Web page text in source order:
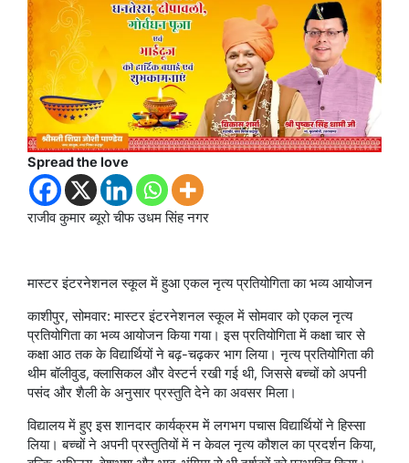
Spread the love
राजीव कुमार ब्यूरो चीफ उधम सिंह नगर
मास्टर इंटरनेशनल स्कूल में हुआ एकल नृत्य प्रतियोगिता का भव्य आयोजन
काशीपुर, सोमवार: मास्टर इंटरनेशनल स्कूल में सोमवार को एकल नृत्य
प्रतियोगिता का भव्य आयोजन किया गया। इस प्रतियोगिता में कक्षा चार से
कक्षा आठ तक के विद्यार्थियों ने बढ़-चढ़कर भाग लिया। नृत्य प्रतियोगिता की
थीम बॉलीवुड, क्लासिकल और वेस्टर्न रखी गई थी, जिससे बच्चों को अपनी
पसंद और शैली के अनुसार प्रस्तुति देने का अवसर मिला।
विद्यालय में हुए इस शानदार कार्यक्रम में लगभग पचास विद्यार्थियों ने हिस्सा
लिया। बच्चों ने अपनी प्रस्तुतियों में न केवल नृत्य कौशल का प्रदर्शन किया,